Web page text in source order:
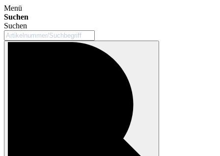
Menü
Suchen
Suchen